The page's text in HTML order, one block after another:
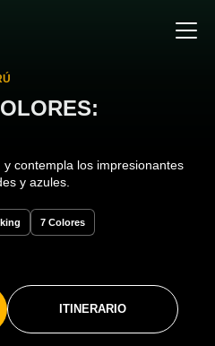
contempla los impresionantes
y azules.
7 Colores
ITINERARIO